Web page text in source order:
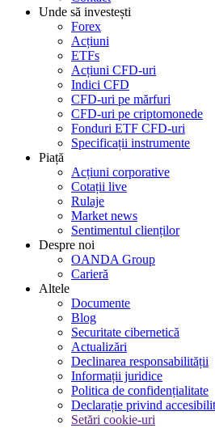
Unde să investești
Forex
Acțiuni
ETFs
Acțiuni CFD-uri
Indici CFD
CFD-uri pe mărfuri
CFD-uri pe criptomonede
Fonduri ETF CFD-uri
Specificații instrumente
Piață
Acțiuni corporative
Cotații live
Rulaje
Market news
Sentimentul clienților
Despre noi
OANDA Group
Carieră
Altele
Documente
Blog
Securitate cibernetică
Actualizări
Declinarea responsabilității
Informații juridice
Politica de confidențialitate
Declarație privind
Setări cookie-uri